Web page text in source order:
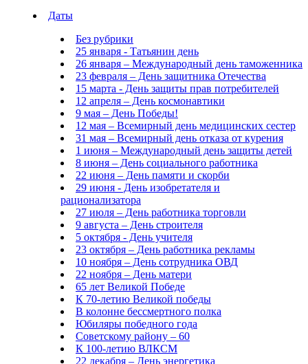
Даты
Без рубрики
25 января - Татьянин день
26 января – Международный день таможенника
23 февраля – День защитника Отечества
15 марта - День защиты прав потребителей
12 апреля – День космонавтики
9 мая – День Победы!
12 мая – Всемирный день медицинских сестер
31 мая – Всемирный день отказа от курения
1 июня – Международный день защиты детей
8 июня – День социального работника
22 июня – День памяти и скорби
29 июня - День изобретателя и
рационализатора
27 июля – День работника торговли
9 августа – День строителя
5 октября - День учителя
23 октября – День работника рекламы
10 ноября – День сотрудника ОВД
22 ноября – День матери
65 лет Великой Победе
К 70-летию Великой победы
В колонне бессмертного полка
Юбиляры победного года
Советскому району – 60
К 100-летию ВЛКСМ
22 декабря – День энергетика